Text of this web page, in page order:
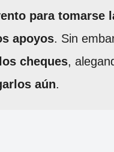
para tomarse
apoyos. Sin
cheques,
aún.